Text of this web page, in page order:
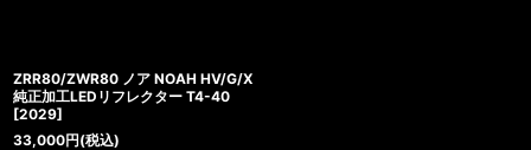
ZRR80/ZWR80 ノア NOAH HV/G/X
純正加工LEDリフレクター T4-40
[2029]
33,000円(税込)